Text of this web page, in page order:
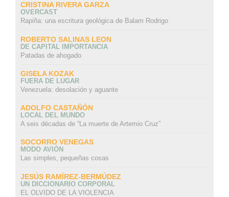
CRISTINA RIVERA GARZA
OVERCAST
Rapiña: una escritura geológica de Balam Rodrigo
ROBERTO SALINAS LEON
DE CAPITAL IMPORTANCIA
Patadas de ahogado
GISELA KOZAK
FUERA DE LUGAR
Venezuela: desolación y aguante
ADOLFO CASTAÑÓN
LOCAL DEL MUNDO
A seis décadas de “La muerte de Artemio Cruz”
SOCORRO VENEGAS
MODO AVIÓN
Las simples, pequeñas cosas
JESÚS RAMÍREZ-BERMÚDEZ
UN DICCIONARIO CORPORAL
EL OLVIDO DE LA VIOLENCIA